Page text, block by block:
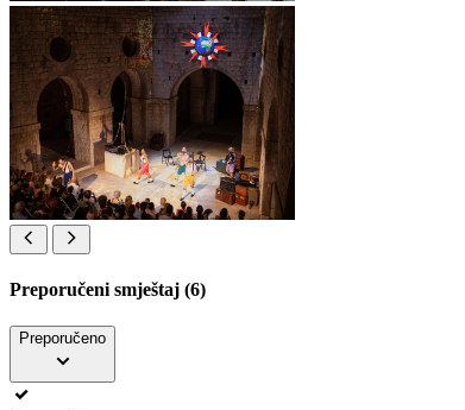
Preporučeni smještaj (6)
Preporučeno